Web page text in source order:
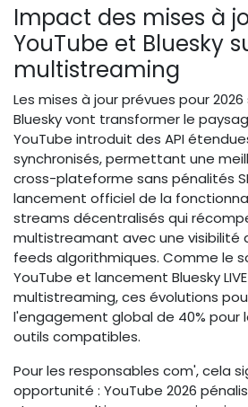
Impact des mises à
YouTube et Bluesky
multistreaming
Les mises à jour prévues pour
Bluesky vont transformer le
YouTube introduit des API
synchronisés, permettant une
cross-plateforme sans pénalités
lancement officiel de la
streams décentralisés qui
multistreamant avec une visibilité
feeds algorithmiques. Comme le
YouTube et lancement Bluesky
multistreaming, ces évolutions
l'engagement global de 40% pour
outils compatibles.
Pour les responsables com', cela
opportunité : YouTube 2026